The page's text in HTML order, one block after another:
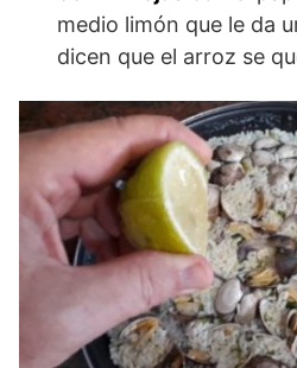
medio limón que le da
dicen que el arroz se